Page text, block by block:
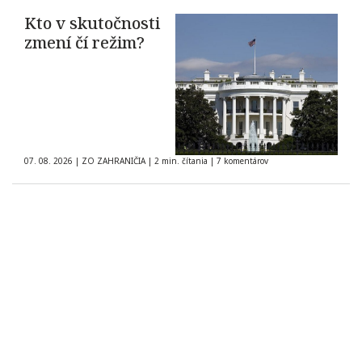
Kto v skutočnosti
zmení čí režim?
07. 08. 2026 | ZO ZAHRANIČIA | 2 min. čítania | 7 komentárov